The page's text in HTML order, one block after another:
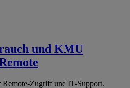
und KMU
Remote-Zugriff und IT-Support.